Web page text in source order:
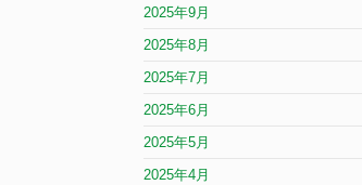
2025年9月
2025年8月
2025年7月
2025年6月
2025年5月
2025年4月